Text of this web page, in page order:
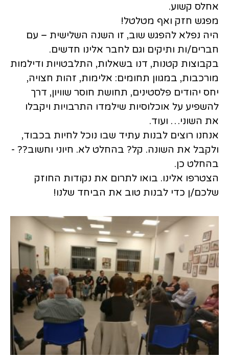
אחלס קשוע.
מפגש חזק ואף מטלטל!
היה נפלא להפגש שוב, זו השנה השלישית – עם
חברים/ות ותיקים וגם לחבר אלינו חדשים.
בקבוצות קטנות, דנו בשאלות, התלבטויות ודילמות
מורכבות, במגוון תחומים: אלימות, זהות חצויה,
יחס יהודים פלסטינים, תחושת חוסר שוויון, דרך
להשפיע על אוכלוסיות שילמדו התרבויות ויקבלו
את השוני… ועוד.
אנחנו רוצים לבנות עתיד שבו נוכל לחיות בכבוד,
ולקבל את השונה. קל? בהחלט לא. חיוני וחשוב?? -
בהחלט כן.
הצטרפו אלינו. בואו לתרום את נקודות החוזק
שלכם/ן כדי לבנות טוב את הביחד שלנו!